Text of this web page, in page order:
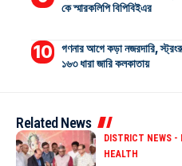
কে স্মারকলিপি বিপিবিইএর
গণনার আগে কড়া নজরদারি,
১৬৩ ধারা জারি কলকাতায়
Related News
DISTRICT NEWS -
HEALTH